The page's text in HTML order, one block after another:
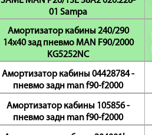
01 Sampa
Амортизатор кабины 240/290
14x40 зад пневмо MAN F90/2000
KG5252NC
Амортизатор кабины 04428784 -
пневмо задн man f90-f2000
Амортизатор кабины 105856 -
пневмо задн man f90-f2000